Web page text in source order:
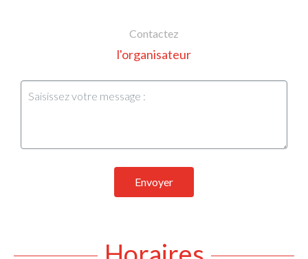
Contactez
l'organisateur
Envoyer